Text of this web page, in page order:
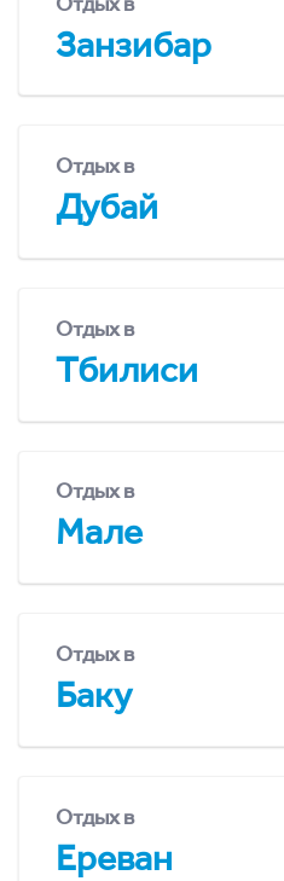
Занзибар
Отдых в
Дубай
Отдых в
Тбилиси
Отдых в
Мале
Отдых в
Баку
Отдых в
Ереван